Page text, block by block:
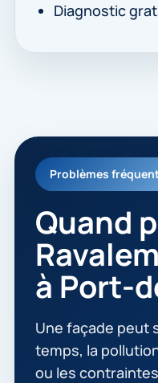
Diagnostic
Problèmes
Quand
à Port-
Une façade peut
temps, la
ou les